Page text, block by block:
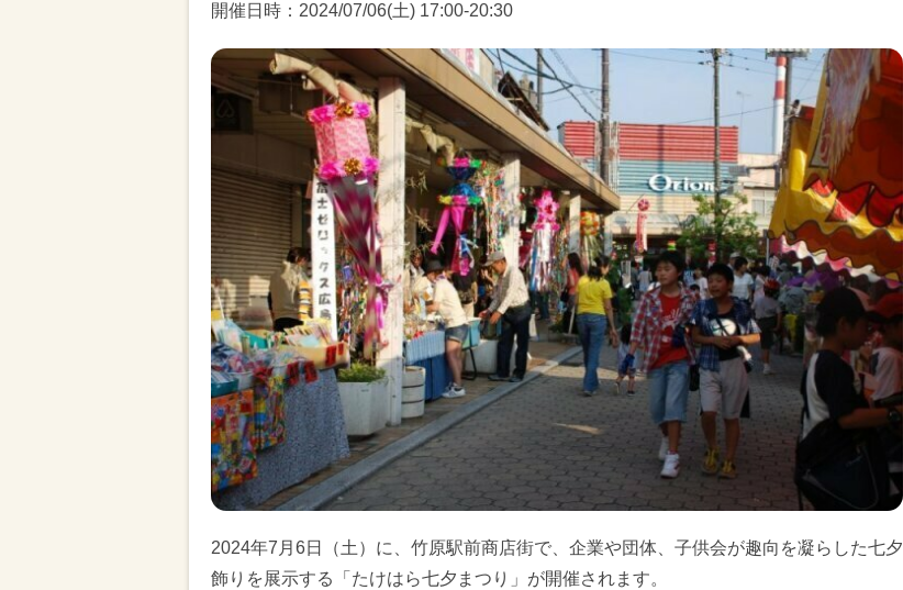
開催日時：2024/07/06(土) 17:00-20:30
2024年7月6日（土）に、竹原駅前商店街で、企業や団体、子供会が趣向を凝らした七夕
飾りを展示する「たけはら七夕まつり」が開催されます。